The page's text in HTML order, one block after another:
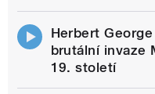
Herbert
brutální invaze
19. století